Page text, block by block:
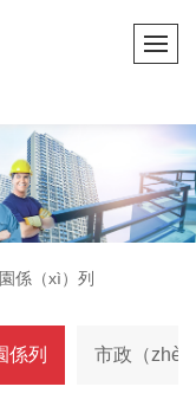
係（xì）列
係列 市政（